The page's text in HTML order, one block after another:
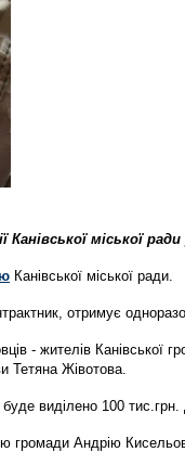
Канівської міської
Канівської міської ради.
отримує
- жителів Канівської
Тетяна Жівотова.
виділено 100
громади Андрію